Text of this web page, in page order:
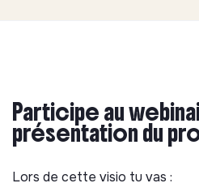
Participe au
présentation du
Lors de cette visio tu vas :